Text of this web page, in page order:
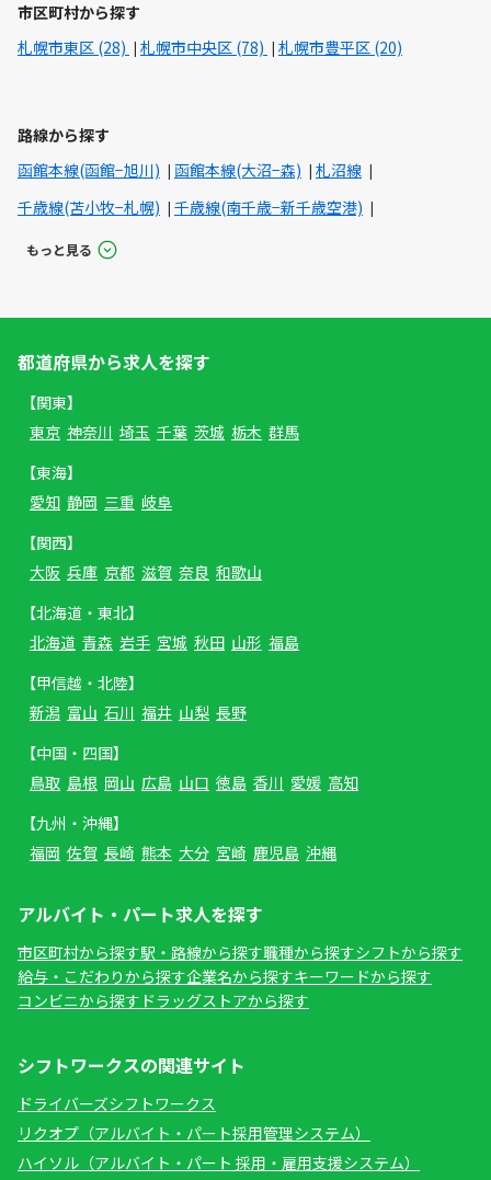
市区町村から探す
札幌市東区 (28)
札幌市中央区 (78) 札幌市豊平区 (20)
路線から探す
函館本線(函館−旭川)
函館本線(大沼−森)
札沼線
千歳線(苫小牧−札幌)
千歳線(南千歳−新千歳空港)
もっと見る
都道府県から求人を探す
【関東】
東京 神奈川 埼玉 千葉 茨城 栃木 群馬
【東海】
愛知 静岡 三重 岐阜
【関西】
大阪 兵庫 京都 滋賀 奈良 和歌山
【北海道・東北】
北海道 青森 岩手 宮城 秋田 山形 福島
【甲信越・北陸】
新潟 富山 石川 福井 山梨 長野
【中国・四国】
鳥取 島根 岡山 広島 山口 徳島 香川 愛媛 高知
【九州・沖縄】
福岡 佐賀 長崎 熊本 大分 宮崎 鹿児島 沖縄
アルバイト・パート求人を探す
市区町村から探す駅・路線から探す職種から探すシフトから探す
給与・こだわりから探す企業名から探すキーワードから探す
コンビニから探す ドラッグストアから探す
シフトワークスの関連サイト
ドライバーズシフトワークス
リクオプ（アルバイト・パート採用管理システム）
ハイソル（アルバイト・パート 採用・雇用支援システム）